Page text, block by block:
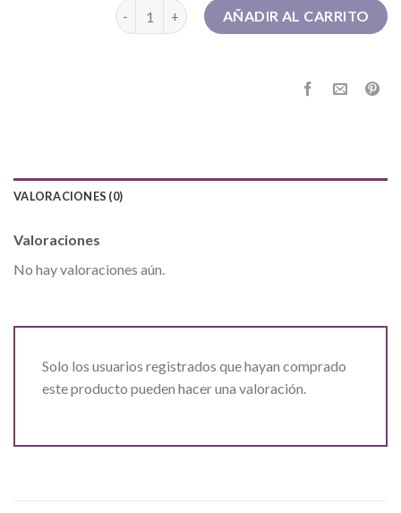
botas xti mujer cantidadAÑADIR AL CARRITO
VALORACIONES (0)
Valoraciones
No hay valoraciones aún.
Solo los usuarios registrados que hayan comprado
este producto pueden hacer una valoración.